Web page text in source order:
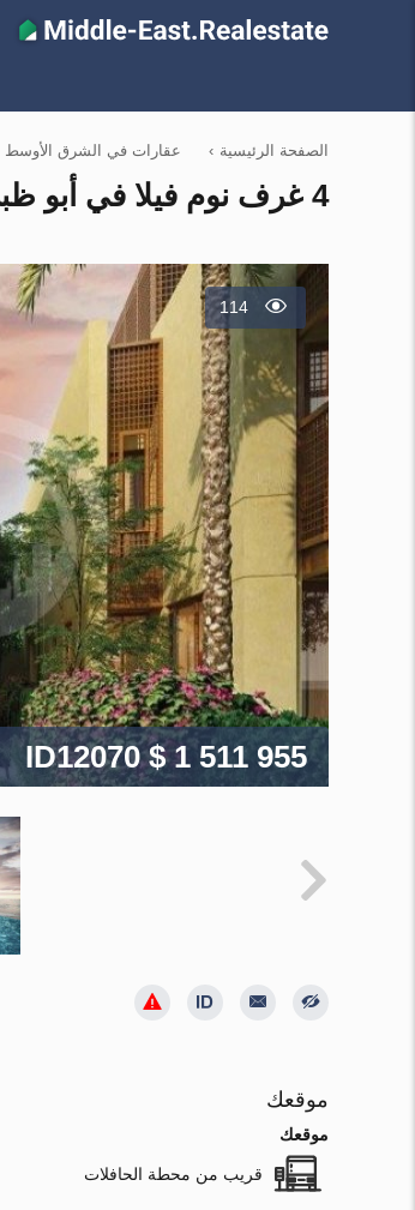
الصفحة الرئيسية › عقارات في الشرق الأوسط
4 غرف نوم فيلا في أبو ظبي, الإمارات العربية المتحدة رقم 12070
114
ID12070$ 1 511 955
موقعك
موقعك
قريب من محطة الحافلات